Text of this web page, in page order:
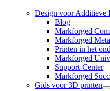
Design voor Additieve
Blog
Markforged
Markforged
Printen in het
Markforged
Support-Center
Markforged
Gids voor 3D printen